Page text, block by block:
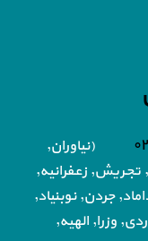
(نیاوران,
تجریش, زعفرانیه,
جردن, نوبنیاد,
وزرا, الهیه,